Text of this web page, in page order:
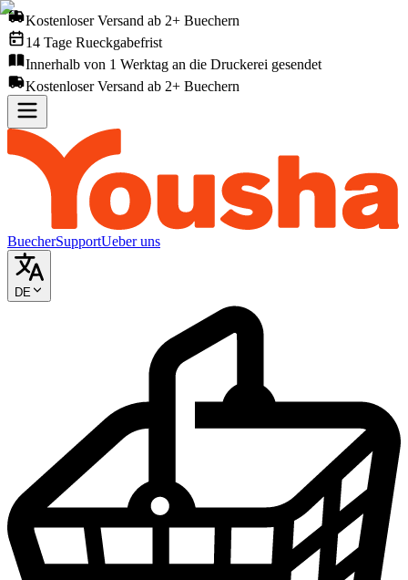
Kostenloser Versand ab 2+ Buechern
14 Tage Rueckgabefrist
Innerhalb von 1 Werktag an die Druckerei gesendet
Kostenloser Versand ab 2+ Buechern
BuecherSupportUeber uns
DE